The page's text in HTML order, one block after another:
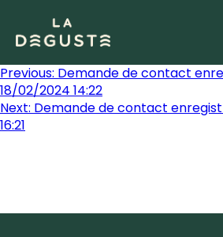
Previous: Demande de contact
18/02/2024 14:22
Next: Demande de contact
16:21